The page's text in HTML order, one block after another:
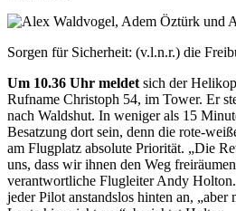
Sorgen für Sicherheit: (v.l.n.r.) die
Um 10.36 Uhr meldet sich der
Rufname Christoph 54, im Tower. Er
nach Waldshut. In weniger als 15
Besatzung dort sein, denn die rote-
am Flugplatz absolute Priorität. „Die
uns, dass wir ihnen den Weg
verantwortliche Flugleiter Andy
jeder Pilot anstandslos hinten an, „aber